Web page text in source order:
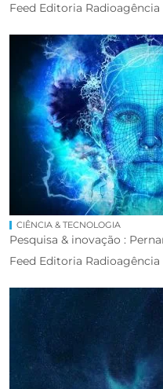
Feed Editoria
CIÊNCIA & TECNOLOGIA
Pesquisa & inovação :
Feed Editoria Radioagência